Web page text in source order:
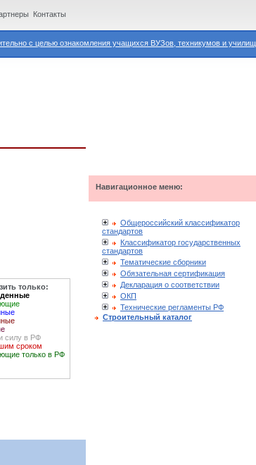
с целью ознакомления учащихся ВУЗов, техникумов и училищ.
Контакты
только:
силу в РФ
сроком
только в РФ
Навигационное меню:
Общероссийский классификатор
стандартов
Классификатор государственных
стандартов
Тематические сборники
Обязательная сертификация
Декларация о соответствии
ОКП
Технические регламенты РФ
Строительный каталог